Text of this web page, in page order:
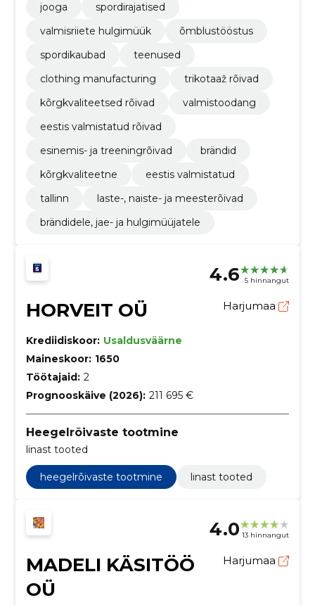
jooga
spordirajatised
valmisriiete hulgimüük
õmblustööstus
spordikaubad
teenused
clothing manufacturing
trikotaaž rõivad
kõrgkvaliteetsed rõivad
valmistoodang
eestis valmistatud rõivad
esinemis- ja treeningrõivad
brändid
kõrgkvaliteetne
eestis valmistatud
tallinn
laste-, naiste- ja meesterõivad
brändidele, jae- ja hulgimüüjatele
4.6 5 hinnangut
HORVEIT OÜ Harjumaa
Krediidiskoor: Usaldusväärne
Maineskoor: 1650
Töötajaid: 2
Prognooskäive (2026): 211 695 €
Heegelrõivaste tootmine
linast tooted
heegelrõivaste tootmine linast tooted
4.0 13 hinnangut
MADELI KÄSITÖÖ
OÜ
Harjumaa